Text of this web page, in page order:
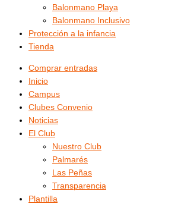
Balonmano Playa
Balonmano Inclusivo
Protección a la infancia
Tienda
Comprar entradas
Inicio
Campus
Clubes Convenio
Noticias
El Club
Nuestro Club
Palmarés
Las Peñas
Transparencia
Plantilla